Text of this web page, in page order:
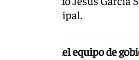
municipal.
concejales del equipo de